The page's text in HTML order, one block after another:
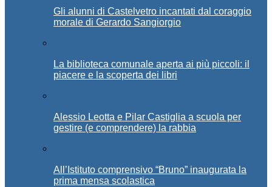
Gli alunni di Castelvetro incantati dal coraggio
morale di Gerardo Sangiorgio
La biblioteca comunale aperta ai più piccoli: il
piacere e la scoperta dei libri
Alessio Leotta e Pilar Castiglia a scuola per
gestire (e comprendere) la rabbia
All’Istituto comprensivo “Bruno” inaugurata la
prima mensa scolastica